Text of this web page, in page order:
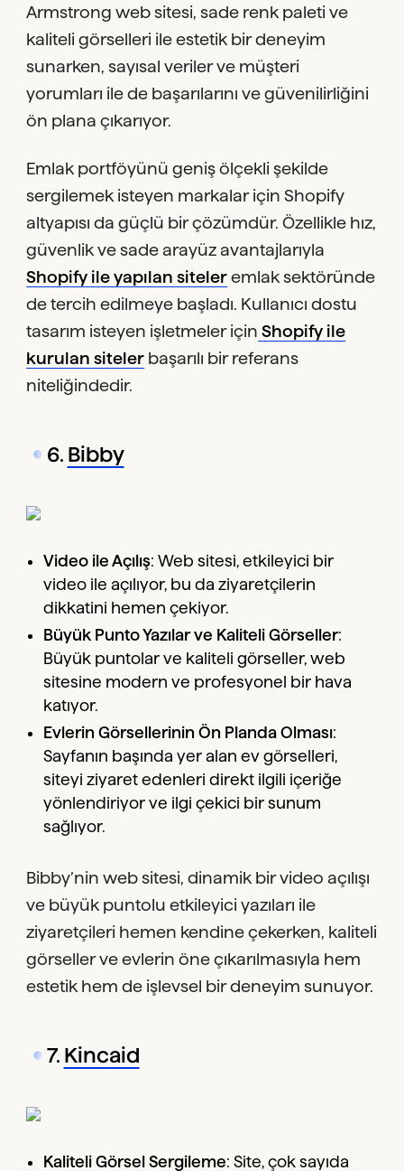
Armstrong web sitesi, sade renk paleti ve
kaliteli görselleri ile estetik bir deneyim
sunarken, sayısal veriler ve müşteri
yorumları ile de başarılarını ve güvenilirliğini
ön plana çıkarıyor.
Emlak portföyünü geniş ölçekli şekilde
sergilemek isteyen markalar için Shopify
altyapısı da güçlü bir çözümdür. Özellikle hız,
güvenlik ve sade arayüz avantajlarıyla
Shopify ile yapılan siteler emlak sektöründe
de tercih edilmeye başladı. Kullanıcı dostu
tasarım isteyen işletmeler için Shopify ile
kurulan siteler başarılı bir referans
niteliğindedir.
6. Bibby
Video ile Açılış: Web sitesi, etkileyici bir
video ile açılıyor, bu da ziyaretçilerin
dikkatini hemen çekiyor.
Büyük Punto Yazılar ve Kaliteli Görseller:
Büyük puntolar ve kaliteli görseller, web
sitesine modern ve profesyonel bir hava
katıyor.
Evlerin Görsellerinin Ön Planda Olması:
Sayfanın başında yer alan ev görselleri,
siteyi ziyaret edenleri direkt ilgili içeriğe
yönlendiriyor ve ilgi çekici bir sunum
sağlıyor.
Bibby’nin web sitesi, dinamik bir video açılışı
ve büyük puntolu etkileyici yazıları ile
ziyaretçileri hemen kendine çekerken, kaliteli
görseller ve evlerin öne çıkarılmasıyla hem
estetik hem de işlevsel bir deneyim sunuyor.
7. Kincaid
Kaliteli Görsel Sergileme: Site, çok sayıda